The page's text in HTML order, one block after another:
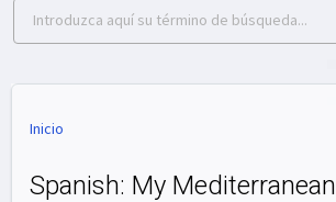
Inicio
Spanish: My Mediterranean